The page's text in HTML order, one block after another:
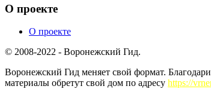
О проекте
О проекте
© 2008-2022 - Воронежский Гид.
Воронежский Гид меняет свой формат.
материалы обретут свой дом по адресу https://